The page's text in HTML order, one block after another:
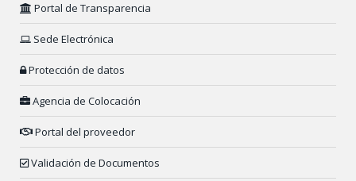
Portal de Transparencia
Sede Electrónica
Protección de datos
Agencia de Colocación
Portal del proveedor
Validación de Documentos